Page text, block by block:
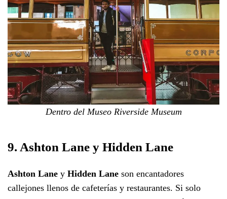
Dentro del Museo Riverside Museum
9. Ashton Lane y Hidden Lane
Ashton Lane y Hidden Lane son encantadores
callejones llenos de cafeterías y restaurantes. Si solo